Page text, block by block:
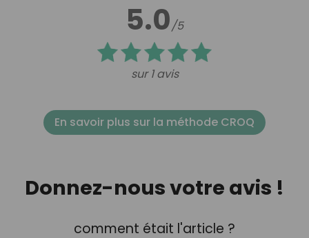
5.0/5
sur 1 avis
En savoir plus sur la méthode CROQ
Donnez-nous votre avis !
comment était l'article ?